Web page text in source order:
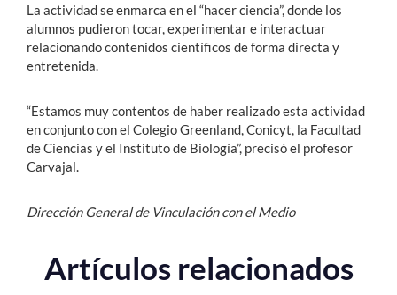
La actividad se enmarca en el “hacer ciencia”, donde los
alumnos pudieron tocar, experimentar e interactuar
relacionando contenidos científicos de forma directa y
entretenida.
“Estamos muy contentos de haber realizado esta actividad
en conjunto con el Colegio Greenland, Conicyt, la Facultad
de Ciencias y el Instituto de Biología”, precisó el profesor
Carvajal.
Dirección General de Vinculación con el Medio
Artículos relacionados